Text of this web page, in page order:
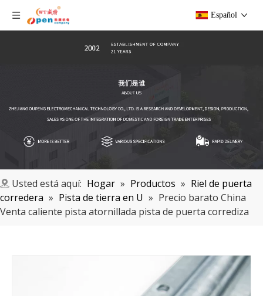
Español
Usted está aquí: Hogar » Productos » Riel de puerta
corredera » Pista de tierra en U » Precio barato China
Venta caliente pista atornillada pista de puerta corrediza